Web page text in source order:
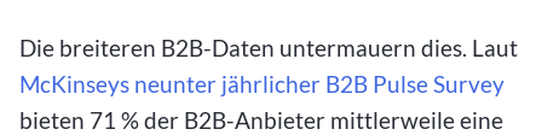
Die breiteren B2B-Daten untermauern dies. Laut
McKinseys neunter jährlicher B2B Pulse Survey
bieten 71 % der B2B-Anbieter mittlerweile eine